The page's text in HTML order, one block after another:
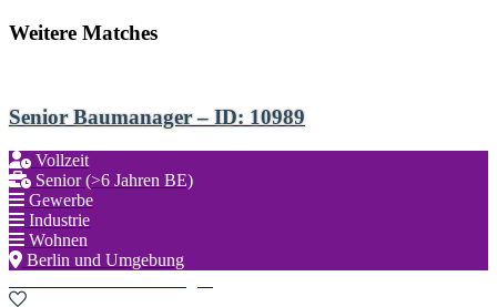
Weitere Matches
Senior Baumanager – ID: 10989
Vollzeit
Senior (>6 Jahren BE)
Gewerbe
Industrie
Wohnen
Berlin und Umgebung